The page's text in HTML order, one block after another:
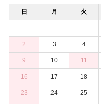
日 月 火
2 3 4
9 10 11
16 17 18
23 24 25